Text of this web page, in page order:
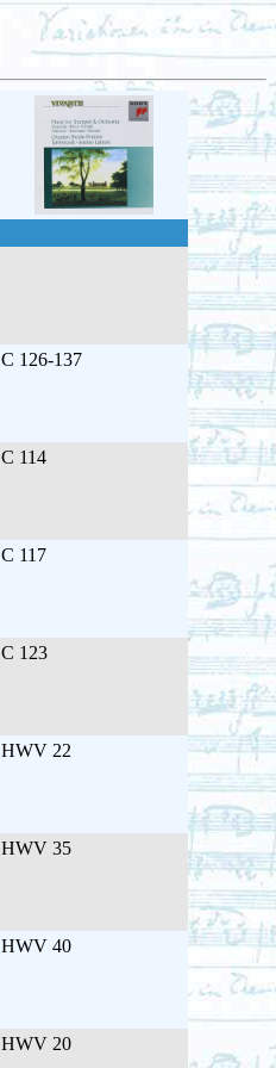
C 126-137
C 114
C 117
C 123
HWV 22
HWV 35
HWV 40
HWV 20